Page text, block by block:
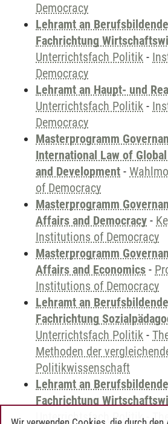
Democracy
Lehramt an
Fachrichtung
Unterrichtsfach Politik -
Democracy
Lehramt an Haupt- und
Unterrichtsfach Politik -
Democracy
Masterprogramm
International Law of
and Development -
of Democracy
Masterprogramm
Affairs and Democracy -
Institutions of Democracy
Masterprogramm
Affairs and Economics -
Institutions of Democracy
Lehramt an
Fachrichtung
Unterrichtsfach Politik -
Methoden der
Politikwissenschaft
Lehramt an
Fachrichtung
Unterrichtsfach Politik-